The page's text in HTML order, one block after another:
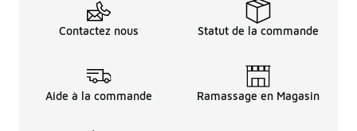
Contactez nous Statut de la commande
Aide à la commande Ramassage en Magasin